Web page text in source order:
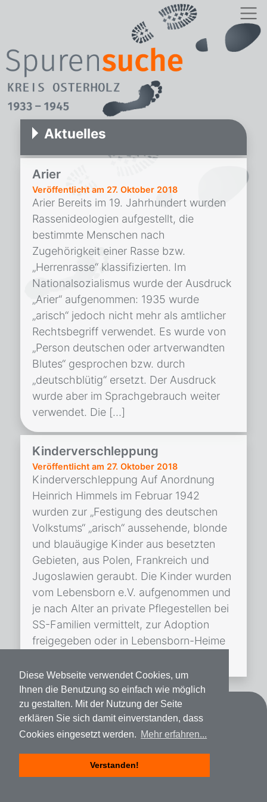
Diese Webseite verwendet Cookies, um
Ihnen die Benutzung so einfach wie möglich
zu gestalten. Mit der Nutzung der Seite
erklären Sie sich damit einverstanden, dass
Cookies eingesetzt werden. Mehr erfahren...
Verstanden!
Aktuelles
Arier
Veröffentlicht am 27. Oktober 2018
Arier Bereits im 19. Jahrhundert wurden
Rassenideologien aufgestellt, die
bestimmte Menschen nach
Zugehörigkeit einer Rasse bzw.
„Herrenrasse“ klassifizierten. Im
Nationalsozialismus wurde der Ausdruck
„Arier“ aufgenommen: 1935 wurde
„arisch“ jedoch nicht mehr als amtlicher
Rechtsbegriff verwendet. Es wurde von
„Person deutschen oder artverwandten
Blutes“ gesprochen bzw. durch
„deutschblütig“ ersetzt. Der Ausdruck
wurde aber im Sprachgebrauch weiter
verwendet. Die […]
Kinderverschleppung
Veröffentlicht am 27. Oktober 2018
Kinderverschleppung Auf Anordnung
Heinrich Himmels im Februar 1942
wurden zur „Festigung des deutschen
Volkstums“ „arisch“ aussehende, blonde
und blauäugige Kinder aus besetzten
Gebieten, aus Polen, Frankreich und
Jugoslawien geraubt. Die Kinder wurden
vom Lebensborn e.V. aufgenommen und
je nach Alter an private Pflegestellen bei
SS-Familien vermittelt, zur Adoption
freigegeben oder in Lebensborn-Heime
Kontakt
Datenschutz